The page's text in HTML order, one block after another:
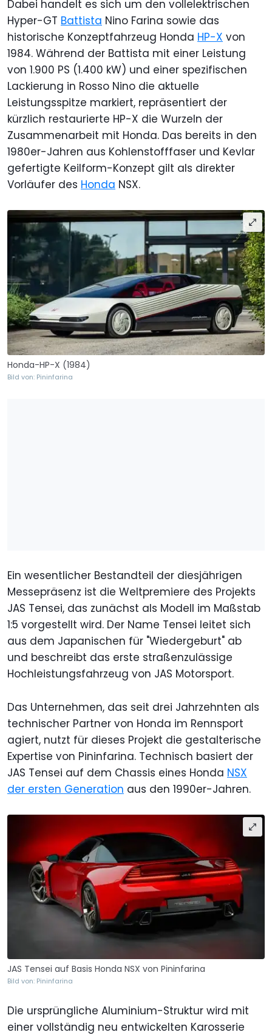
Dabei handelt es sich um den vollelektrischen
Hyper-GT Battista Nino Farina sowie das
historische Konzeptfahrzeug Honda HP-X von
1984. Während der Battista mit einer Leistung
von 1.900 PS (1.400 kW) und einer spezifischen
Lackierung in Rosso Nino die aktuelle
Leistungsspitze markiert, repräsentiert der
kürzlich restaurierte HP-X die Wurzeln der
Zusammenarbeit mit Honda. Das bereits in den
1980er-Jahren aus Kohlenstofffaser und Kevlar
gefertigte Keilform-Konzept gilt als direkter
Vorläufer des Honda NSX.
Honda-HP-X (1984)
Bild von: Pininfarina
Ein wesentlicher Bestandteil der diesjährigen
Messepräsenz ist die Weltpremiere des Projekts
JAS Tensei, das zunächst als Modell im Maßstab
1:5 vorgestellt wird. Der Name Tensei leitet sich
aus dem Japanischen für "Wiedergeburt" ab
und beschreibt das erste straßenzulässige
Hochleistungsfahrzeug von JAS Motorsport.
Das Unternehmen, das seit drei Jahrzehnten als
technischer Partner von Honda im Rennsport
agiert, nutzt für dieses Projekt die gestalterische
Expertise von Pininfarina. Technisch basiert der
JAS Tensei auf dem Chassis eines Honda NSX
der ersten Generation aus den 1990er-Jahren.
JAS Tensei auf Basis Honda NSX von Pininfarina
Bild von: Pininfarina
Die ursprüngliche Aluminium-Struktur wird mit
einer vollständig neu entwickelten Karosserie